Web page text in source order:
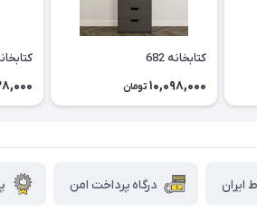
کتابخانه 682
10,098,000 تومان
ایران درگاه پرداخت امن